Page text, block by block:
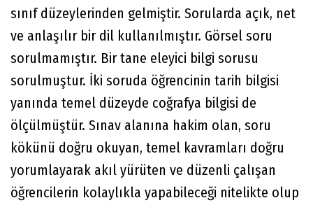
sınıf düzeylerinden gelmiştir. Sorularda açık, net
ve anlaşılır bir dil kullanılmıştır. Görsel soru
sorulmamıştır. Bir tane eleyici bilgi sorusu
sorulmuştur. İki soruda öğrencinin tarih bilgisi
yanında temel düzeyde coğrafya bilgisi de
ölçülmüştür. Sınav alanına hakim olan, soru
kökünü doğru okuyan, temel kavramları doğru
yorumlayarak akıl yürüten ve düzenli çalışan
öğrencilerin kolaylıkla yapabileceği nitelikte olup